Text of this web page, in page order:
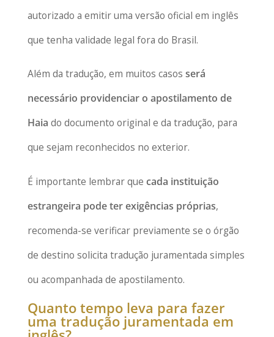
autorizado a emitir uma versão oficial em inglês
que tenha validade legal fora do Brasil.
Além da tradução, em muitos casos será
necessário providenciar o apostilamento de
Haia do documento original e da tradução, para
que sejam reconhecidos no exterior.
É importante lembrar que cada instituição
estrangeira pode ter exigências próprias,
recomenda-se verificar previamente se o órgão
de destino solicita tradução juramentada simples
ou acompanhada de apostilamento.
Quanto tempo leva para fazer
uma tradução juramentada em